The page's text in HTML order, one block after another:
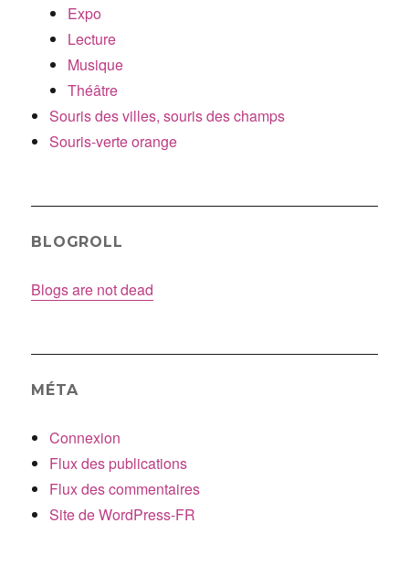
Expo
Lecture
Musique
Théâtre
Souris des villes, souris des champs
Souris-verte orange
BLOGROLL
Blogs are not dead
MÉTA
Connexion
Flux des publications
Flux des commentaires
Site de WordPress-FR